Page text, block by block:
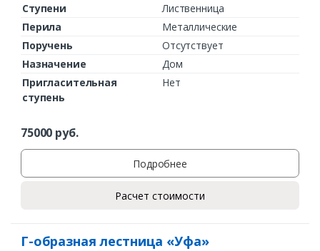
Ступени
Лиственница
Перила
Металлические
Поручень
Отсутствует
Назначение
Дом
Пригласительная
ступень
Нет
75000 руб.
Подробнее
Расчет стоимости
Г-образная лестница «Уфа»